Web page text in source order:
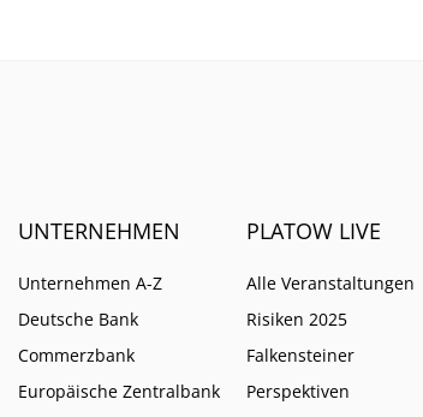
UNTERNEHMEN
Unternehmen A-Z
Deutsche Bank
Commerzbank
Europäische Zentralbank
PLATOW LIVE
Alle Veranstaltungen
Risiken 2025
Falkensteiner
Perspektiven